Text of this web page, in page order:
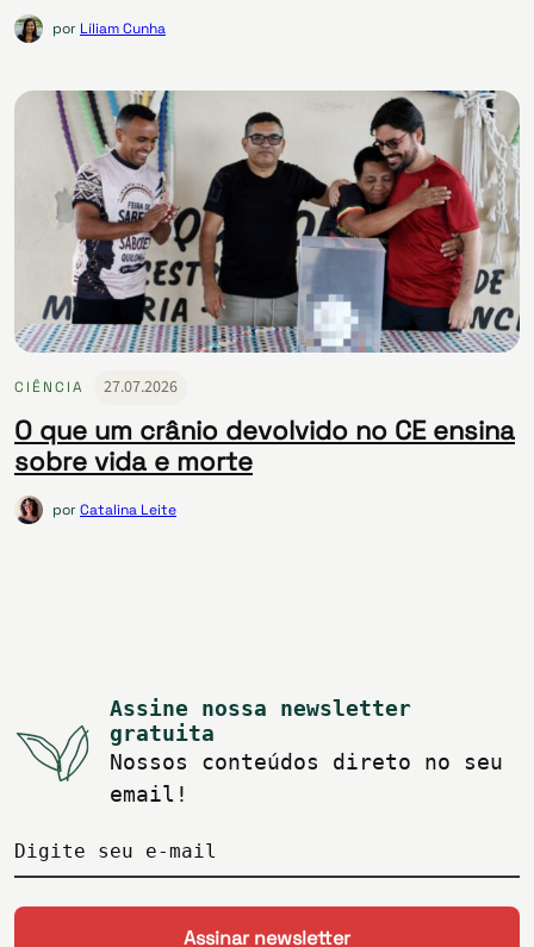
por Líliam Cunha
CIÊNCIA 27.07.2026
O que um crânio devolvido no CE ensina
sobre vida e morte
porCatalina Leite
Assine nossa newsletter
gratuita
Nossos conteúdos direto no seu
email!
Digite seu e-mail